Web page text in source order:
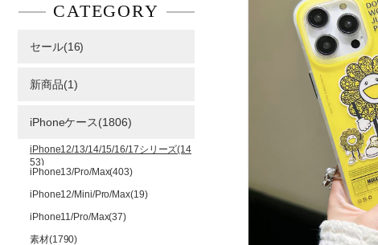
CATEGORY
セール(16)
新商品(1)
iPhoneケース(1806)
iPhone12/13/14/15/16/17シリーズ(14
53)
iPhone13/Pro/Max(403)
iPhone12/Mini/Pro/Max(19)
iPhone11/Pro/Max(37)
素材(1790)